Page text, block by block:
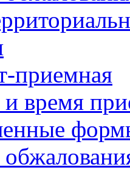
приемная
время